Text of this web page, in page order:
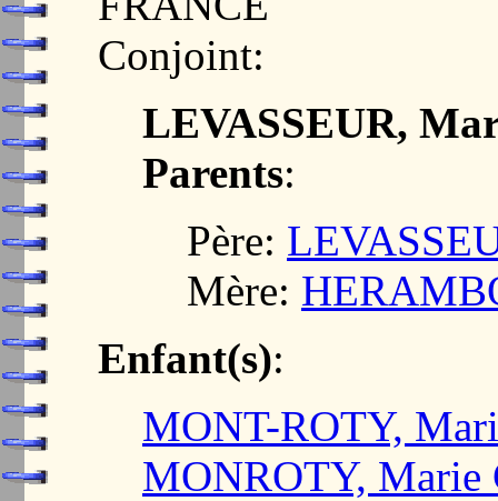
Conjoint:
LEVASSEUR,
Parents:
Père:
Mère:
Enfant(s):
MONT-ROTY,
MONROTY, Marie